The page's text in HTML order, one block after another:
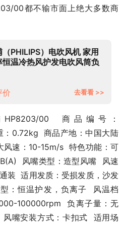
00都不输市面上绝大多数商
PHILIPS）电吹风机 家用
恒温冷热风护发电吹风筒负
价 去看看 >>
00  商品编号：
0.72kg  商品产地：中国大陆
风速：10-15m/s  特色功能：可
风嘴类型：造型风嘴  风速
装  适用发质：受损发质，沙发
：恒温护发，负离子  风温档
100000rpm  负离子量：无
嘴安装方式：卡扣式  适用场